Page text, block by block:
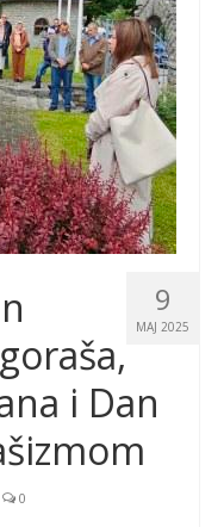
9
MAJ 2025
i Dan
0